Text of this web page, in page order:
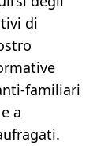
di
familiari
a